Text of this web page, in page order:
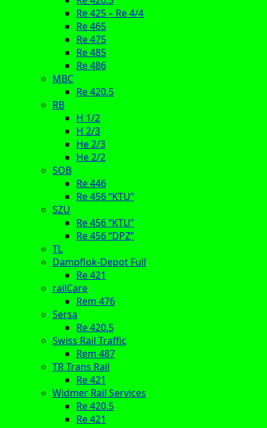
Re 425 – Re 4/4
Re 465
Re 475
Re 485
Re 486
MBC
Re 420.5
RB
H 1/2
H 2/3
He 2/3
He 2/2
SOB
Re 446
Re 456 “KTU”
SZU
Re 456 “KTU”
Re 456 “DPZ”
TL
Dampflok-Depot Full
Re 421
railCare
Rem 476
Sersa
Re 420.5
Swiss Rail Traffic
Rem 487
TR Trans Rail
Re 421
Widmer Rail Services
Re 420.5
Re 421